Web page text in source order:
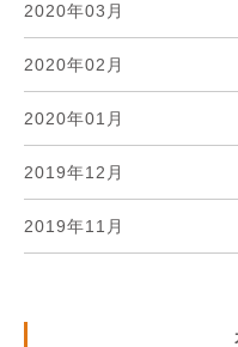
2020年03月
2020年02月
2020年01月
2019年12月
2019年11月